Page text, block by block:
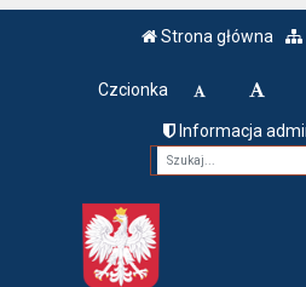
Strona główna
Czcionka
Informacja
Fraza